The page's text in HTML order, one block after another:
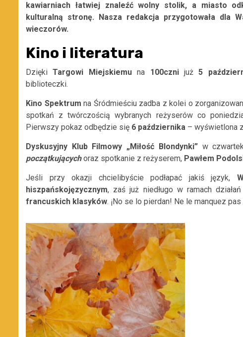
kawiarniach łatwiej znaleźć wolny stolik, a miasto
kulturalną stronę. Nasza redakcja przygotowała dla
wieczorów.
Kino i literatura
DziękiTargowi Miejskiemuna 100cznijuż5
biblioteczki.
Kino Spektrum na Śródmieściu zadba z kolei o
spotkań z twórczością wybranych reżyserów co
Pierwszy pokaz odbędzie się 6 października – wyświetlona
Dyskusyjny Klub Filmowy „Miłość Blondynki”w
początkującychoraz spotkanie z reżyserem, Pawłem
Jeśli przy okazji chcielibyście podłapać jakiś język,
hiszpańskojęzycznym, zaś już niedługo w ramach działań
francuskich klasyków. ¡No se lo pierdan! Ne le manquez pas